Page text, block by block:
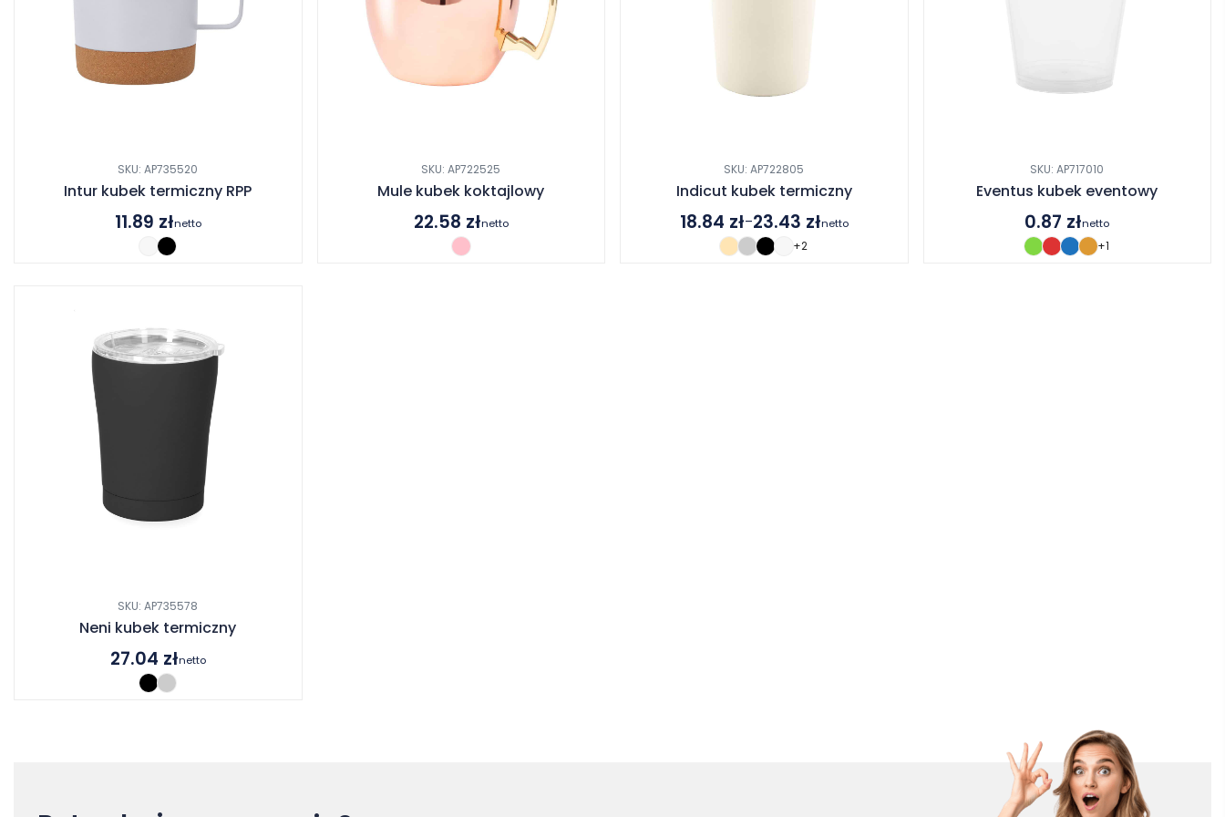
SKU: AP735520
Intur kubek termiczny RPP
11.89 złnetto
SKU: AP722525
Mule kubek koktajlowy
22.58 złnetto
SKU: AP722805
Indicut kubek termiczny
18.84 zł–23.43 złnetto
+2
SKU: AP717010
Eventus kubek eventowy
0.87 złnetto
+1
SKU: AP735578
Neni kubek termiczny
27.04 złnetto